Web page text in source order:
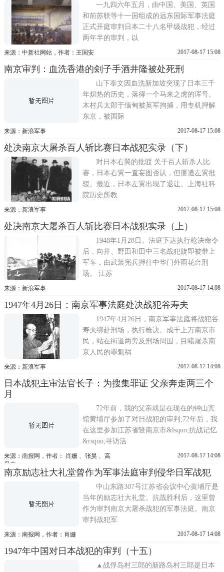
一九四六年五月，由中国、美国、英国
和前苏联等十一国组成的远东国际军事法庭
正式开庭审判日本二十八名甲级战犯，经过
两年半的审判，以
来源：中新社网站，作者：王国安 2017-08-17 15:08
南京审判：血洗香港的刽子手酒井隆被处死刑
山下奉文因血洗新加坡突现了日本三千
年炽热的历史，落得一个马来之虎的诨号。
木村兵太郎于缅甸被英军拘捕，用专机押解
东京，被国际
来源：新浪军事 2017-08-17 15:08
处决南京大屠杀百人斩比赛日本战犯实录（下）
对日本右翼的批驳 关于百人斩杀人比
赛，日本右翼一直妄图否认，但屡遭左翼批
驳。最近，日本左翼出现了退让。上海社科
院历史所教
来源：新浪军事 2017-08-17 15:08
处决南京大屠杀百人斩比赛日本战犯实录（上）
1948年1月28日。法庭下达执行枪决命令
后，向井、野田和田中三名战犯旋即被带上
军车，由武装宪兵押往中华门外雨花台刑
场。 江苏
来源：新浪军事 2017-08-17 14:08
1947年4月26日：南京军事法庭处决战犯谷寿夫
1947年4月26日，南京军事法庭将战犯谷
寿夫绑赴刑场，执行枪决。成千上万南京市
民，站在街道两旁及刑场周围，目睹屠杀南
京人民的罪魁祸
来源：新浪军事 2017-08-17 14:08
日本战犯主审法官长子：为搜集罪证 父亲奔走两三个
月
72年前，我的父亲就是在现在的钟山宾
馆黄埔厅参加了对日战犯的审判;72年后，我
在这里参加江苏省暨南京市&lsquo;抗战记忆
&rsquo;寻访活
来源：南报网，作者： 肖姗 、张昊 、高
思嘉
2017-08-17 14:08
南京励志社大礼堂曾作为军事法庭审判侵华日军战犯
中山东路307号江苏省会议中心黄埔厅是
当年的励志社大礼堂。抗战胜利后，这里曾
作为审判南京大屠杀战犯的军事法庭。南京
审判战犯军
来源：南报网，作者：肖姗 2017-08-17 14:08
1947年中国对日本战犯的审判（十五）
▲战俘岛村三郎的新路岛村三郎是日本